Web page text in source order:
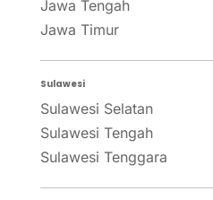
Jawa Tengah
Jawa Timur
Sulawesi
Sulawesi Selatan
Sulawesi Tengah
Sulawesi Tenggara